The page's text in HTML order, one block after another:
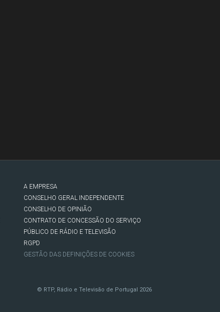
A EMPRESA
CONSELHO GERAL INDEPENDENTE
CONSELHO DE OPINIÃO
CONTRATO DE CONCESSÃO DO SERVIÇO
PÚBLICO DE RÁDIO E TELEVISÃO
RGPD
GESTÃO DAS DEFINIÇÕES DE COOKIES
© RTP, Rádio e Televisão de Portugal 2026